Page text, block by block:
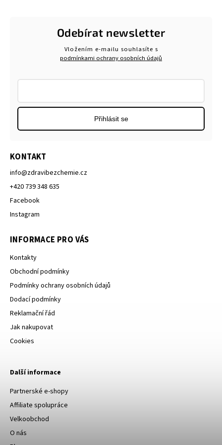
KONTAKT
info@zdravibezchemie.cz
+420 739 348 635
Facebook
Instagram
INFORMACE PRO VÁS
Kontakty
Obchodní podmínky
Podmínky ochrany osobních údajů
Dodací podmínky
Reklamační řád
Jak nakupovat
Cookies
Odebírat newsletter
Vložením e-mailu souhlasíte s
podmínkami ochrany osobních údajů
Přihlásit se
Další informace
Partnerské e-shopy
Affiliate spolupráce
Velkoobchod
O nás